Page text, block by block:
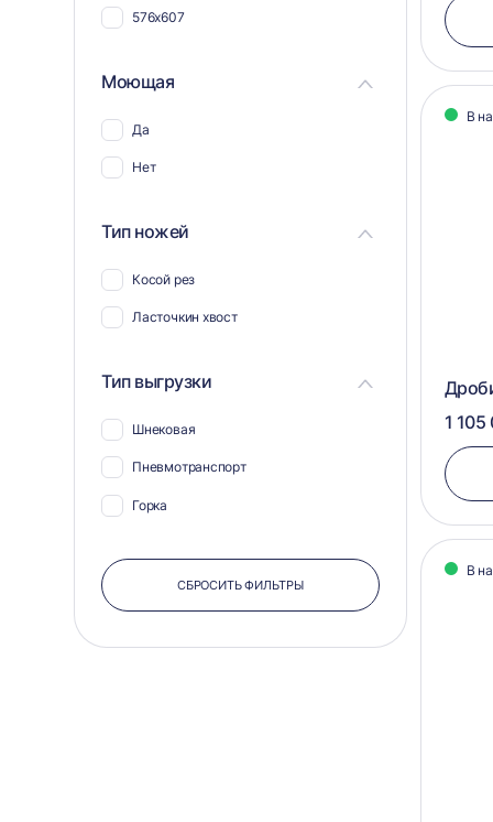
576х607
Моющая
Да
Нет
Тип ножей
Косой рез
Ласточкин хвост
Тип выгрузки
Шнековая
Пневмотранспорт
Горка
СБРОСИТЬ ФИЛЬТРЫ
В
1 105
В